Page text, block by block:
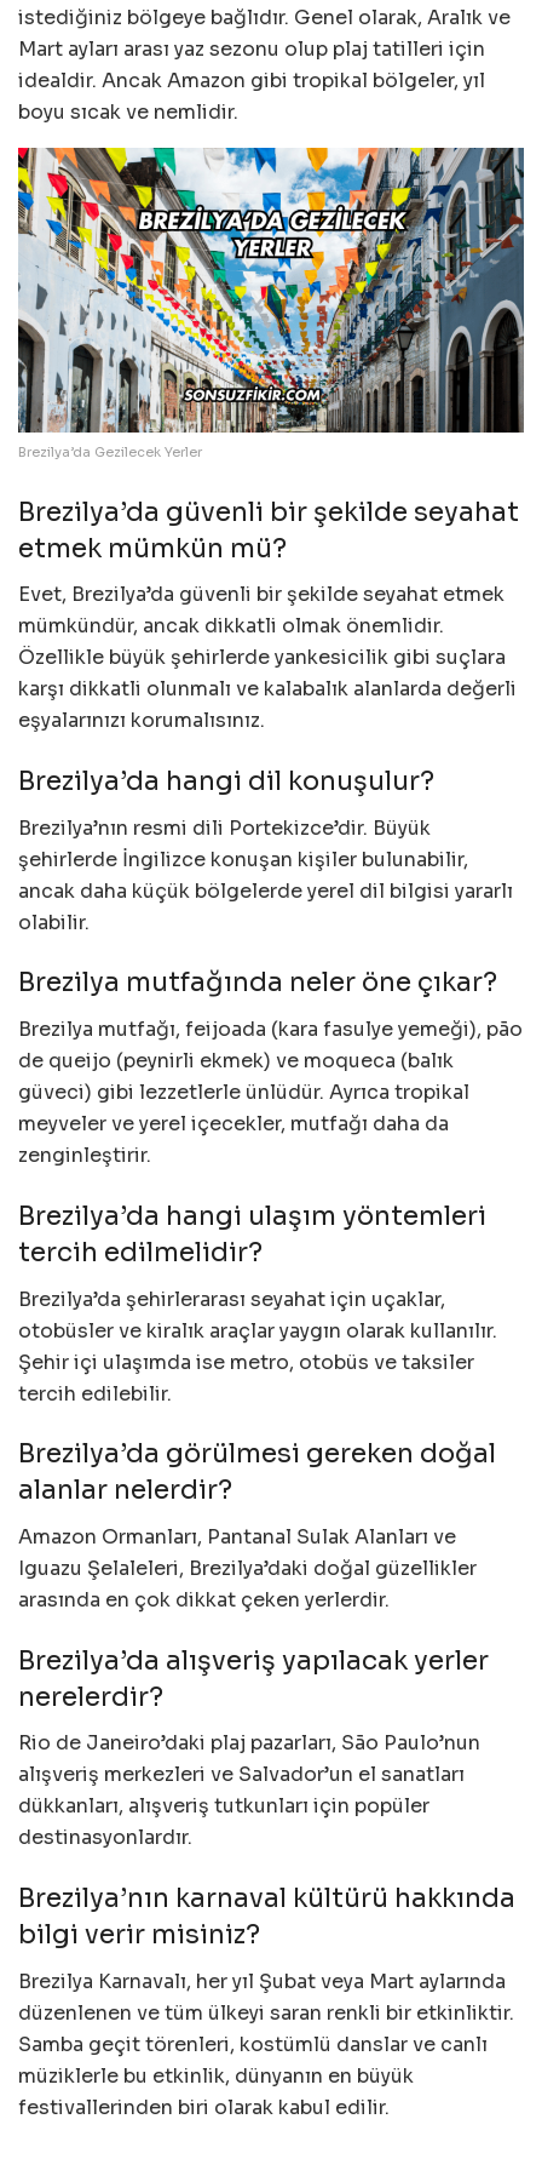
istediğiniz bölgeye bağlıdır. Genel olarak, Aralık ve
Mart ayları arası yaz sezonu olup plaj tatilleri için
idealdir. Ancak Amazon gibi tropikal bölgeler, yıl
boyu sıcak ve nemlidir.
Brezilya’da Gezilecek Yerler
Brezilya’da güvenli bir şekilde seyahat
etmek mümkün mü?
Evet, Brezilya’da güvenli bir şekilde seyahat etmek
mümkündür, ancak dikkatli olmak önemlidir.
Özellikle büyük şehirlerde yankesicilik gibi suçlara
karşı dikkatli olunmalı ve kalabalık alanlarda değerli
eşyalarınızı korumalısınız.
Brezilya’da hangi dil konuşulur?
Brezilya’nın resmi dili Portekizce’dir. Büyük
şehirlerde İngilizce konuşan kişiler bulunabilir,
ancak daha küçük bölgelerde yerel dil bilgisi yararlı
olabilir.
Brezilya mutfağında neler öne çıkar?
Brezilya mutfağı, feijoada (kara fasulye yemeği), pão
de queijo (peynirli ekmek) ve moqueca (balık
güveci) gibi lezzetlerle ünlüdür. Ayrıca tropikal
meyveler ve yerel içecekler, mutfağı daha da
zenginleştirir.
Brezilya’da hangi ulaşım yöntemleri
tercih edilmelidir?
Brezilya’da şehirlerarası seyahat için uçaklar,
otobüsler ve kiralık araçlar yaygın olarak kullanılır.
Şehir içi ulaşımda ise metro, otobüs ve taksiler
tercih edilebilir.
Brezilya’da görülmesi gereken doğal
alanlar nelerdir?
Amazon Ormanları, Pantanal Sulak Alanları ve
Iguazu Şelaleleri, Brezilya’daki doğal güzellikler
arasında en çok dikkat çeken yerlerdir.
Brezilya’da alışveriş yapılacak yerler
nerelerdir?
Rio de Janeiro’daki plaj pazarları, São Paulo’nun
alışveriş merkezleri ve Salvador’un el sanatları
dükkanları, alışveriş tutkunları için popüler
destinasyonlardır.
Brezilya’nın karnaval kültürü hakkında
bilgi verir misiniz?
Brezilya Karnavalı, her yıl Şubat veya Mart aylarında
düzenlenen ve tüm ülkeyi saran renkli bir etkinliktir.
Samba geçit törenleri, kostümlü danslar ve canlı
müziklerle bu etkinlik, dünyanın en büyük
festivallerinden biri olarak kabul edilir.